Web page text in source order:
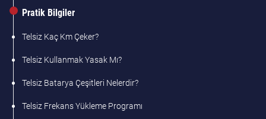
Pratik Bilgiler
Telsiz Kaç Km Çeker?
Telsiz Kullanmak Yasak Mı?
Telsiz Batarya Çeşitleri Nelerdir?
Telsiz Frekans Yükleme Programı